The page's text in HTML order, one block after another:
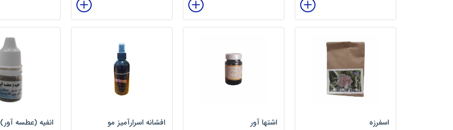
اسفرزه اشتها آور افشانه اسرارآمیز مو انفیه (عطسه آور)